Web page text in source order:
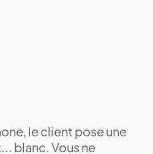
le client pose une
blanc. Vous ne